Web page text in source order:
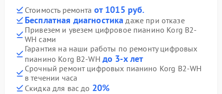
Стоимость ремонта от 1015 руб.
Бесплатная диагностика даже при отказе
Привезем и увезем цифровое пианино Korg B2-
WH сами
Гарантия на наши работы по ремонту цифровых
пианино Korg B2-WH до 3-х лет
Срочный ремонт цифровых пианино Korg B2-WH
в течении часа
Скидка для вас до 20%